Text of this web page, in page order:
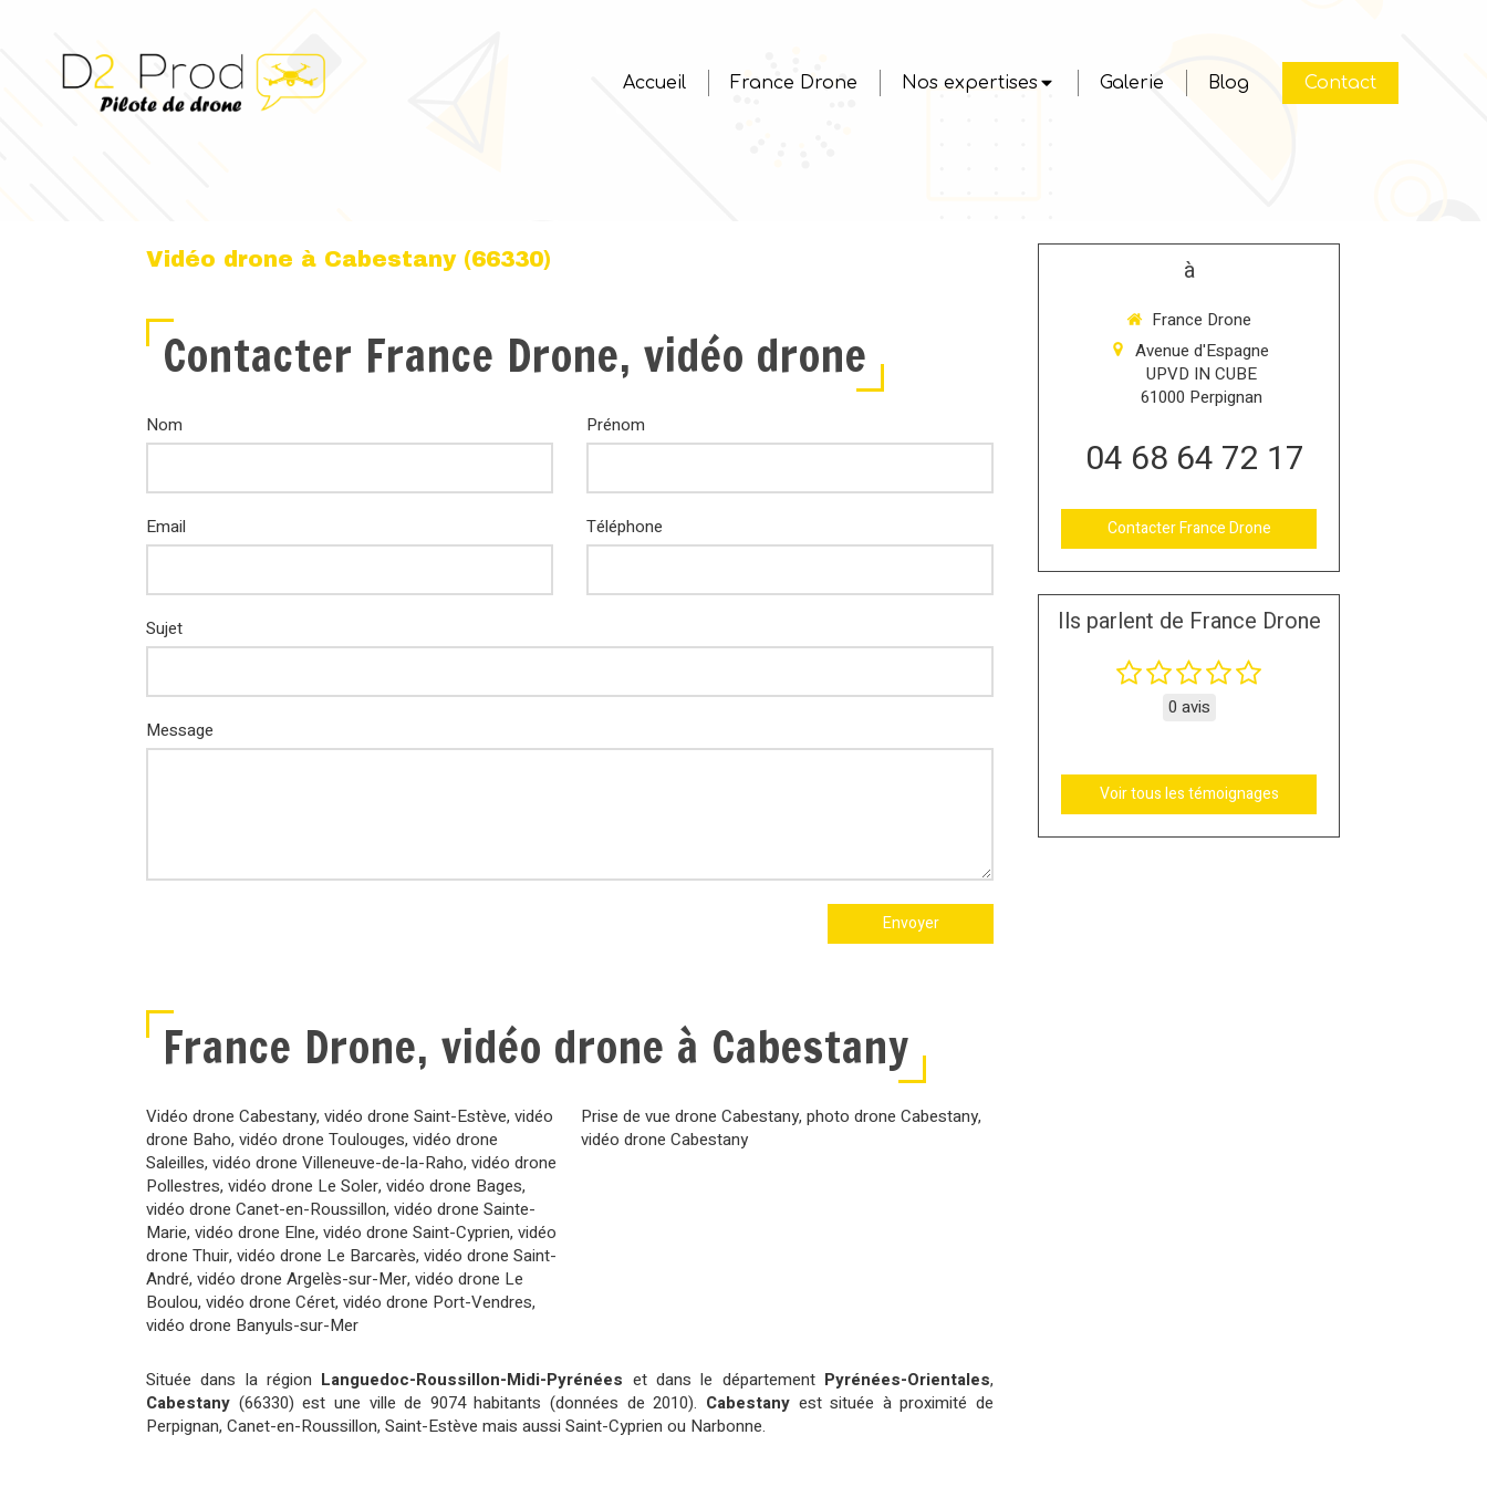
Accueil France Drone Nos expertises Galerie Blog Contact
Vidéo drone à Cabestany (66330)
Contacter France Drone, vidéo drone
Nom Prénom
Email Téléphone
Sujet
Message
Envoyer
France Drone, vidéo drone à Cabestany
Vidéo drone Cabestany, vidéo drone Saint-Estève, vidéo
drone Baho, vidéo drone Toulouges, vidéo drone
Saleilles, vidéo drone Villeneuve-de-la-Raho, vidéo drone
Pollestres, vidéo drone Le Soler, vidéo drone Bages,
vidéo drone Canet-en-Roussillon, vidéo drone Sainte-
Marie, vidéo drone Elne, vidéo drone Saint-Cyprien, vidéo
drone Thuir, vidéo drone Le Barcarès, vidéo drone Saint-
André, vidéo drone Argelès-sur-Mer, vidéo drone Le
Boulou, vidéo drone Céret, vidéo drone Port-Vendres,
vidéo drone Banyuls-sur-Mer
Prise de vue drone Cabestany, photo drone Cabestany,
vidéo drone Cabestany
Située dans la région Languedoc-Roussillon-Midi-Pyrénées et dans le département Pyrénées-Orientales,
Cabestany (66330) est une ville de 9074 habitants (données de 2010). Cabestanyest située à proximité de
Perpignan, Canet-en-Roussillon, Saint-Estève mais aussi Saint-Cyprien ou Narbonne.
à
France Drone
Avenue d'Espagne
UPVD IN CUBE
61000 Perpignan
04 68 64 72 17
Contacter France Drone
Ils parlent de France Drone
0 avis
Voir tous les témoignages